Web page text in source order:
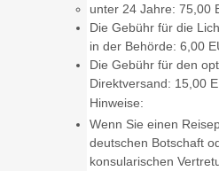
unter 24 Jahre: 75,00
Die Gebühr für die
in der Behörde: 6,00
Die Gebühr für den
Direktversand: 15,00
Hinweise:
Wenn Sie einen
deutschen Botschaft
konsularischen